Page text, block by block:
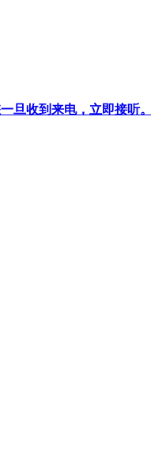
旦收到来电，立即接听。